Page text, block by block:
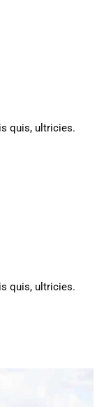
quis, ultricies.
quis, ultricies.